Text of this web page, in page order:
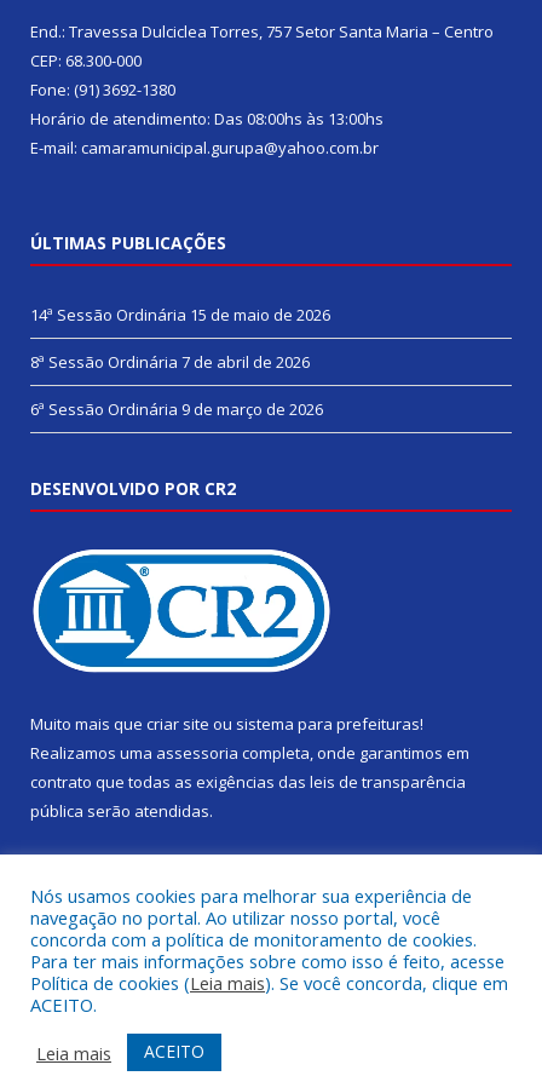
End.: Travessa Dulciclea Torres, 757 Setor Santa Maria – Centro
CEP: 68.300-000
Fone: (91) 3692-1380
Horário de atendimento: Das 08:00hs às 13:00hs
E-mail: camaramunicipal.gurupa@yahoo.com.br
ÚLTIMAS PUBLICAÇÕES
14ª Sessão Ordinária 15 de maio de 2026
8ª Sessão Ordinária 7 de abril de 2026
6ª Sessão Ordinária 9 de março de 2026
DESENVOLVIDO POR CR2
Muito mais que criar site ou sistema para prefeituras!
Realizamos uma assessoria completa, onde garantimos em
contrato que todas as exigências das leis de transparência
pública serão atendidas.
Todos os direitos reservados a Câmara Municipal de Gurupá.
Mapa do Site
Acessar Área Administrativa
Nós usamos cookies para melhorar sua experiência de
navegação no portal. Ao utilizar nosso portal, você
concorda com a política de monitoramento de cookies.
Para ter mais informações sobre como isso é feito, acesse
Política de cookies (Leia mais). Se você concorda, clique em
ACEITO.
Leia mais
ACEITO